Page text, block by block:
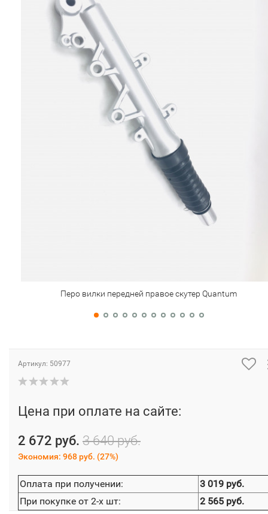
Перо вилки передней правое скутер Quantum
Артикул: 50977
Цена при оплате на сайте:
2 672 руб. 3 640 руб.
Экономия: 968 руб. (27%)
Оплата при получении:
3 019 руб.
При покупке от 2-х шт:
2 565 руб.